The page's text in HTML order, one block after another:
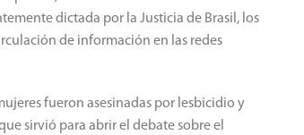
dictada por la Justicia de Brasil, los
de información en las redes
fueron asesinadas por lesbicidio y
sirvió para abrir el debate sobre el